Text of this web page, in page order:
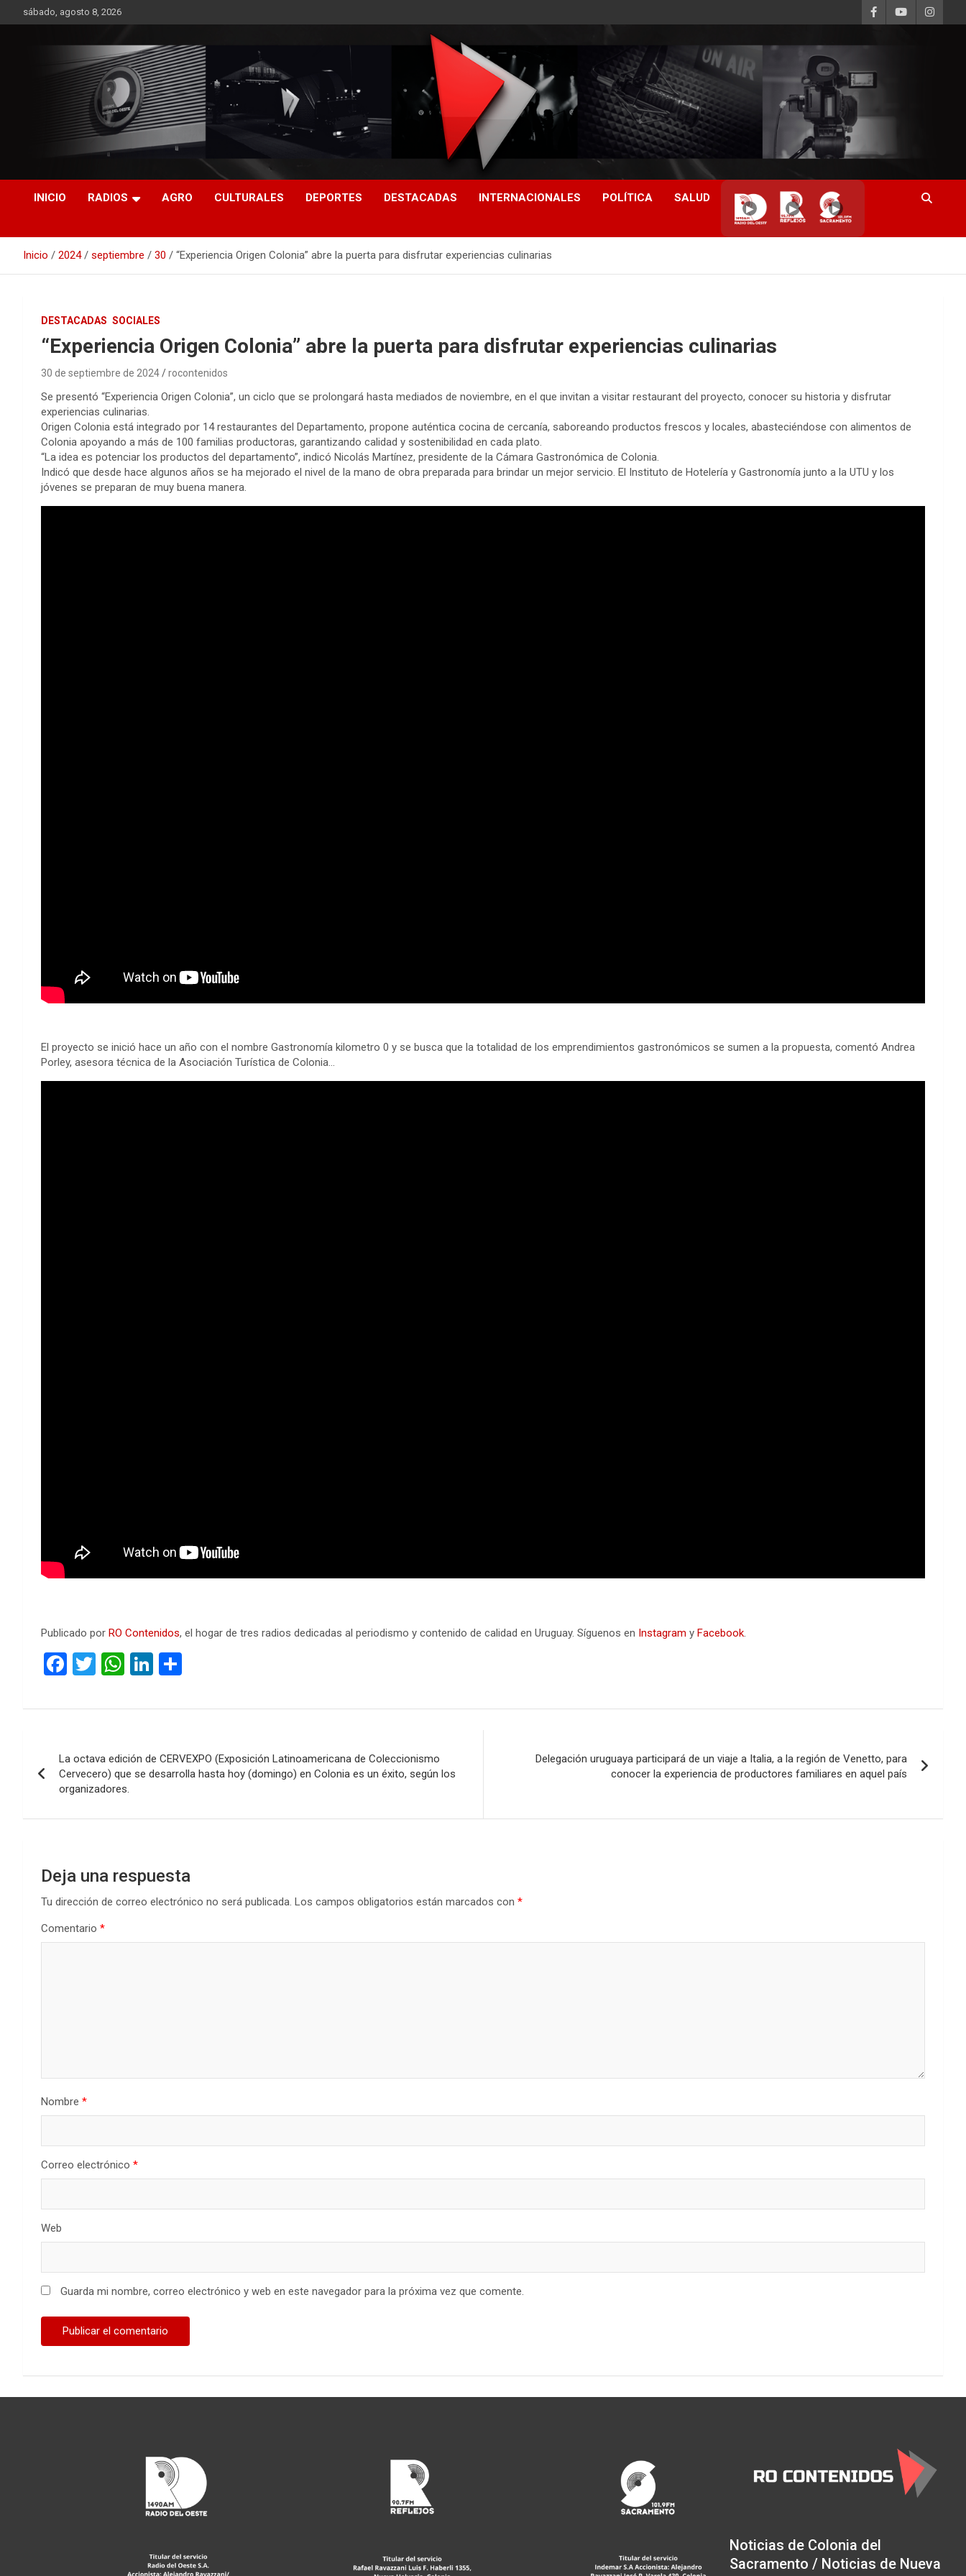
al
sábado, agosto 8, 2026
RO CONTENIDOS
INICIO RADIOS AGRO CULTURALES DEPORTES DESTACADAS INTERNACIONALES POLÍTICA SALUD
▶ ▶ ▶
Inicio 2024 septiembre 30 “Experiencia Origen Colonia” abre la puerta para disfrutar experiencias culinarias
DESTACADAS SOCIALES
“Experiencia Origen Colonia” abre la puerta para disfrutar experiencias culinarias
30 de septiembre de 2024 rocontenidos
Se presentó “Experiencia Origen Colonia”, un ciclo que se prolongará hasta mediados de noviembre, en el que invitan a visitar restaurant del proyecto, conocer su historia y disfrutar
experiencias culinarias.
Origen Colonia está integrado por 14 restaurantes del Departamento, propone auténtica cocina de cercanía, saboreando productos frescos y locales, abasteciéndose con alimentos de
Colonia apoyando a más de 100 familias productoras, garantizando calidad y sostenibilidad en cada plato.
“La idea es potenciar los productos del departamento”, indicó Nicolás Martínez, presidente de la Cámara Gastronómica de Colonia.
Indicó que desde hace algunos años se ha mejorado el nivel de la mano de obra preparada para brindar un mejor servicio. El Instituto de Hotelería y Gastronomía junto a la UTU y los
jóvenes se preparan de muy buena manera.
El proyecto se inició hace un año con el nombre Gastronomía kilometro 0 y se busca que la totalidad de los emprendimientos gastronómicos se sumen a la propuesta, comentó Andrea
Porley, asesora técnica de la Asociación Turística de Colonia…
Publicado por RO Contenidos, el hogar de tres radios dedicadas al periodismo y contenido de calidad en Uruguay. Síguenos en Instagram y Facebook.
F
ce
o
o
k
T
tt
W
at
A
p
p
Li
ke
n
m
ar
tir
de
entradas
La octava edición de CERVEXPO (Exposición Latinoamericana de Coleccionismo
Cervecero) que se desarrolla hasta hoy (domingo) en Colonia es un éxito, según los
organizadores.
Delegación uruguaya participará de un viaje a Italia, a la región de Venetto, para
conocer la experiencia de productores familiares en aquel país
Deja una respuesta
Tu dirección de correo electrónico no será publicada. Los campos obligatorios están marcados con *
Comentario *
Nombre *
Correo electrónico *
Web
Guarda mi nombre, correo electrónico y web en este navegador para la próxima vez que comente.
Noticias de Colonia del
Sacramento / Noticias de Nueva